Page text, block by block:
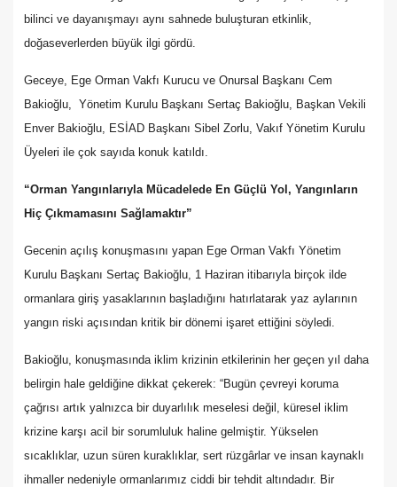
bilinci ve dayanışmayı aynı sahnede buluşturan etkinlik,
doğaseverlerden büyük ilgi gördü.
Geceye, Ege Orman Vakfı Kurucu ve Onursal Başkanı Cem
Bakioğlu, Yönetim Kurulu Başkanı Sertaç Bakioğlu, Başkan Vekili
Enver Bakioğlu, ESİAD Başkanı Sibel Zorlu, Vakıf Yönetim Kurulu
Üyeleri ile çok sayıda konuk katıldı.
“Orman Yangınlarıyla Mücadelede En Güçlü Yol, Yangınların
Hiç Çıkmamasını Sağlamaktır”
Gecenin açılış konuşmasını yapan Ege Orman Vakfı Yönetim
Kurulu Başkanı Sertaç Bakioğlu, 1 Haziran itibarıyla birçok ilde
ormanlara giriş yasaklarının başladığını hatırlatarak yaz aylarının
yangın riski açısından kritik bir dönemi işaret ettiğini söyledi.
Bakioğlu, konuşmasında iklim krizinin etkilerinin her geçen yıl daha
belirgin hale geldiğine dikkat çekerek: “Bugün çevreyi koruma
çağrısı artık yalnızca bir duyarlılık meselesi değil, küresel iklim
krizine karşı acil bir sorumluluk haline gelmiştir. Yükselen
sıcaklıklar, uzun süren kuraklıklar, sert rüzgârlar ve insan kaynaklı
ihmaller nedeniyle ormanlarımız ciddi bir tehdit altındadır. Bir